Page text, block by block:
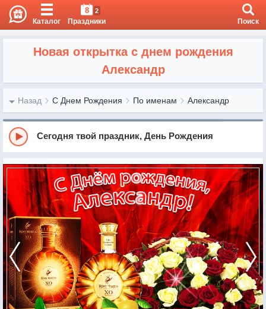
Каталог
8 2
Праздники Поиск
Новая открытка с днем рождения
Александр
Назад С Днем Рождения По именам Александр
Сегодня твой праздник, День Рождения